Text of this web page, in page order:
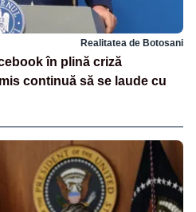
Realitatea de Botosani
în plină criză
continuă să se laude cu